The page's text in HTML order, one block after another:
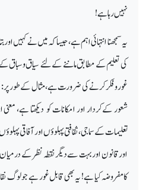
نہیں رہا ہے!
یہ سمجھنا انتہائی اہم ہے، جیسا کہ میں نے کہیں
کی تعلیم کے مطابق ماننے کے لئے سیاق و سباق
غور و فکر کرنے کی ضرورت ہے، مثال کے طور
شعور کےکردار اور امکانات کو دیکھتا ہے،
تعلیمات کے سماجی، ثقافتی پہلوؤں اور آفاقی
اور قانون اور بہت سے دیگر نقطہ نظر کے
کامفروضہ کیا ہے! یہ بھی قابل غور ہے جو لوگ